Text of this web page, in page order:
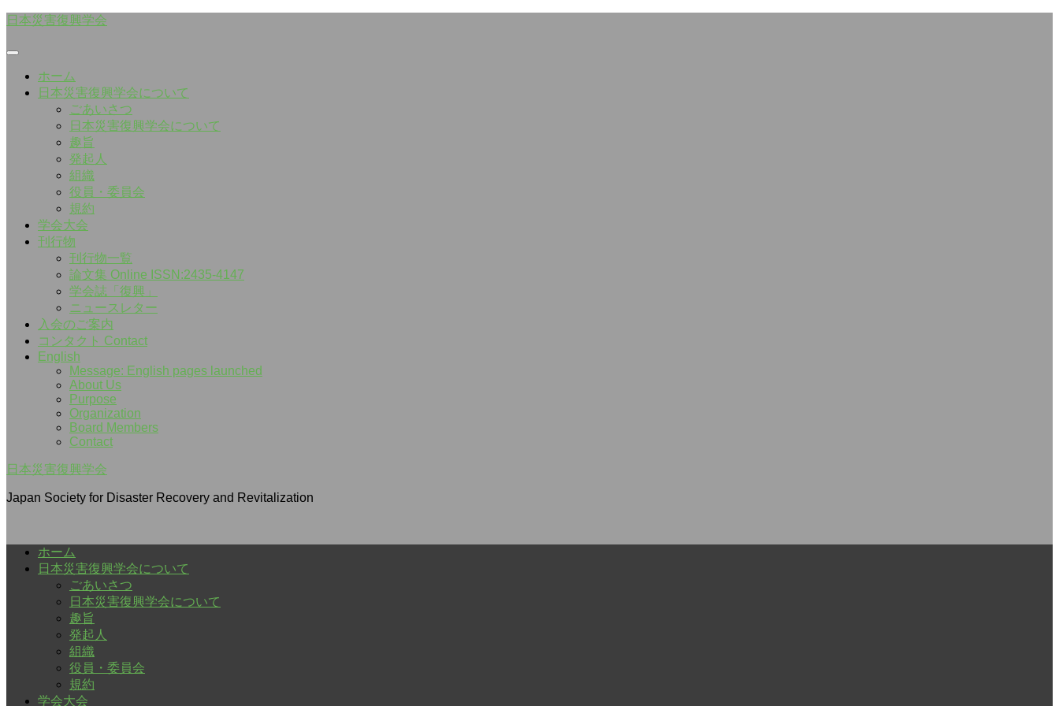
Skip
日本災害復興学会
ホーム
日本災害復興学会について
ごあいさつ
日本災害復興学会について
趣旨
発起人
組織
役員・委員会
規約
学会大会
刊行物
刊行物一覧
論文集 Online ISSN:2435-4147
学会誌「復興」
ニュースレター
入会のご案内
コンタクト Contact
English
Message: English pages launched
About Us
Purpose
Organization
Board Members
Contact
日本災害復興学会
Japan Society for Disaster Recovery and Revitalization
ホーム
日本災害復興学会について
ごあいさつ
日本災害復興学会について
趣旨
発起人
組織
役員・委員会
規約
学会大会